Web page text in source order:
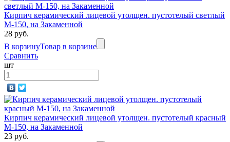
Кирпич керамический лицевой утолщен. пустотелый светлый
М-150, на Закаменной
28 руб.
В корзинуТовар в корзине
Сравнить
шт
Кирпич керамический лицевой утолщен. пустотелый красный
М-150, на Закаменной
23 руб.